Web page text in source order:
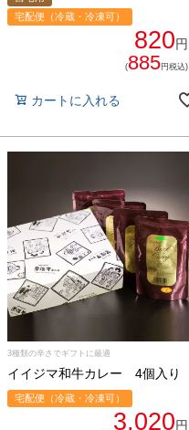
宅配便（冷蔵・冷凍可）
820円
(885円税込)
カートに入れる
3種類の辛さでギフトに最適
イイジマ和牛カレー 4個入り
宅配便（冷蔵・冷凍可）
3,020円